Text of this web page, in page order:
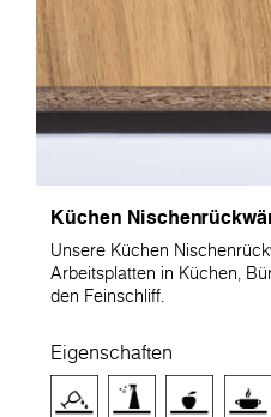
Küchen
Unsere Küchen
Arbeitsplatten in Küchen,
den Feinschliff.
Eigenschaften